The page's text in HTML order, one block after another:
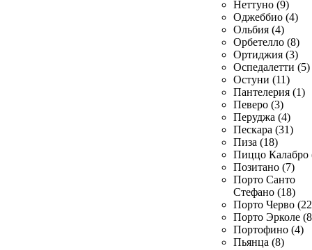
Неттуно (9)
Оджеббио (4)
Ольбия (4)
Орбетелло (8)
Ортиджия (3)
Оспедалетти (5)
Остуни (11)
Пантелерия (1)
Певеро (3)
Перуджа (4)
Пескара (31)
Пиза (18)
Пиццо Калабро
Позитано (7)
Порто Санто
Стефано (18)
Порто Черво
Порто Эрколе
Портофино (4)
Пьянца (8)